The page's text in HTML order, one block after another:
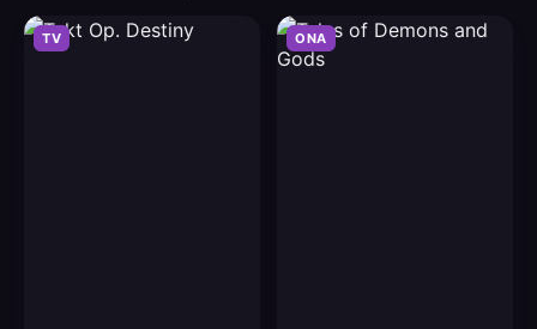
TV ONA